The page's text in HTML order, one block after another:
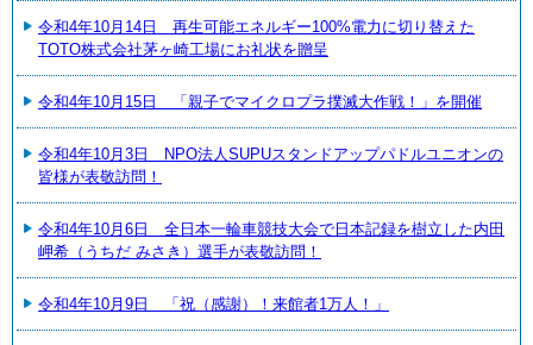
令和4年10月14日 再生可能エネルギー100%電力に切り替えた
TOTO株式会社茅ヶ崎工場にお礼状を贈呈
令和4年10月15日 「親子でマイクロプラ撲滅大作戦！」を開催
令和4年10月3日 NPO法人SUPUスタンドアップパドルユニオンの
皆様が表敬訪問！
令和4年10月6日 全日本一輪車競技大会で日本記録を樹立した内田
岬希（うちだ みさき）選手が表敬訪問！
令和4年10月9日 「祝（感謝）！来館者1万人！」